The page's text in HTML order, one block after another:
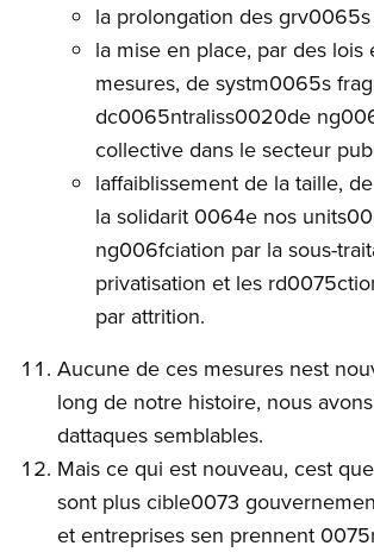
la prolongation des grv0065s
la mise en place, par des lois
mesures, de systm0065s
dc0065ntraliss0020de
collective dans le secteur
laffaiblissement de la taille,
la solidarit 0064e nos
ng006fciation par la sous-
privatisation et les
par attrition.
Aucune de ces mesures nest
long de notre histoire, nous
dattaques semblables.
Mais ce qui est nouveau, cest
sont plus cible0073
et entreprises sen prennent